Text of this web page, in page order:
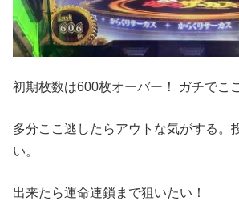
初期枚数は600枚オーバー！ ガチでこ
多分ここ逃したらアウトな気がする。
い。
出来たら運命連鎖まで狙いたい！